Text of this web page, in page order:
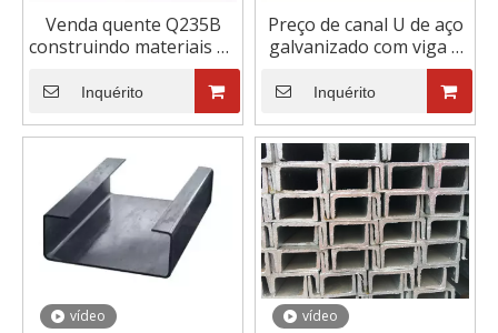
Venda quente Q235B
construindo materiais de
canal estrutural A36
vigas H pretas aço
carbono H / I em forma
de viga de ferro
Inquérito
Preço de canal U de aço
galvanizado com viga C
de venda quente
Inquérito
vídeo vídeo